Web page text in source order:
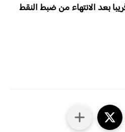
بعد الانتهاء من ضبط النقط